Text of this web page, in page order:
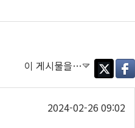
이 게시물을…
Twitter
2024-02-26 09:02